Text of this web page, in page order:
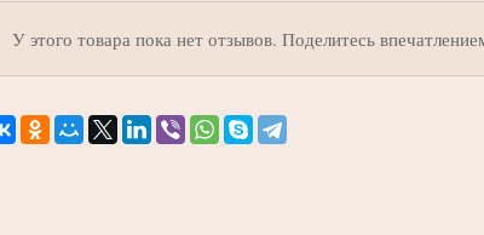
У этого товара пока нет отзывов. Поделитесь